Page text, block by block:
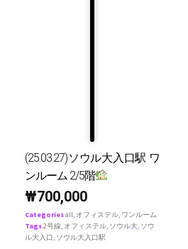
(25.03.27)ソウル大入口駅 ワ
ンルーム 2/5階
₩700,000
Categoriesall, オフィステル, ワンルーム
Tags2号線, オフィステル, ソウル大, ソウ
ル大入口, ソウル大入口駅